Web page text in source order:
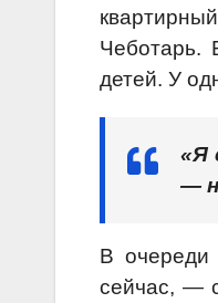
Чеботарь.
детей. У
«Я
—
В очереди
сейчас, —